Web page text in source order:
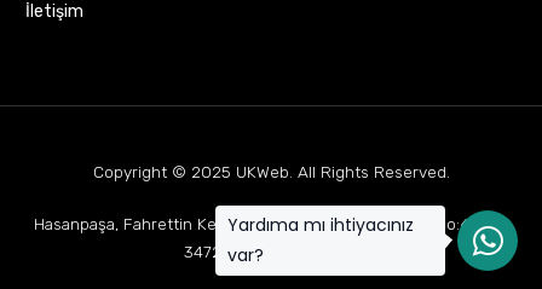
İletişim
Copyright © 2025 UKWeb . All Rights Reserved.
Hasanpaşa, Fahrettin Kerim Gökay Cd Mukaddes Apt No:63 D:1,
34722 Kadıköy/İstanbul
Yardıma mı ihtiyacınız
var?